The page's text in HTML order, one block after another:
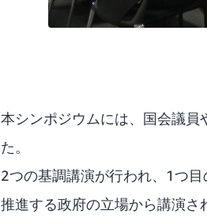
本シンポジウムには、国会議
た。
2つの基調講演が行われ、1つ
推進する政府の立場から講演